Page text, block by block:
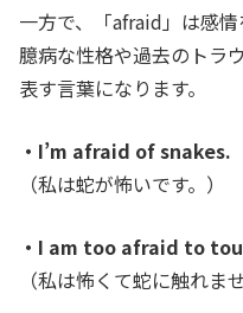
一方で、「afraid」は感
臆病な性格や過去のトラ
表す言葉になります。
・I’m afraid of snakes.
（私は蛇が怖いです。）
・I am too afraid to
（私は怖くて蛇に触れま